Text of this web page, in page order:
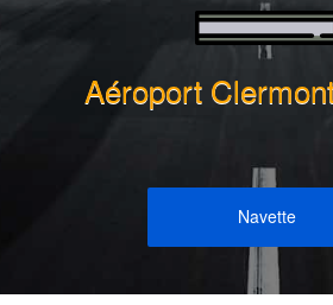
Aéroport
Navette